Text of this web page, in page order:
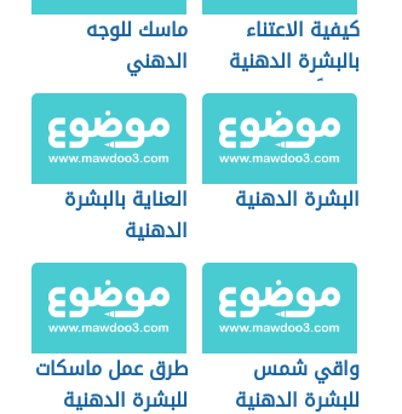
كيفية الاعتناء
بالبشرة الدهنية
يومياً
ماسك للوجه
الدهني
البشرة الدهنية
العناية بالبشرة
الدهنية
واقي شمس
للبشرة الدهنية
طرق عمل ماسكات
للبشرة الدهنية